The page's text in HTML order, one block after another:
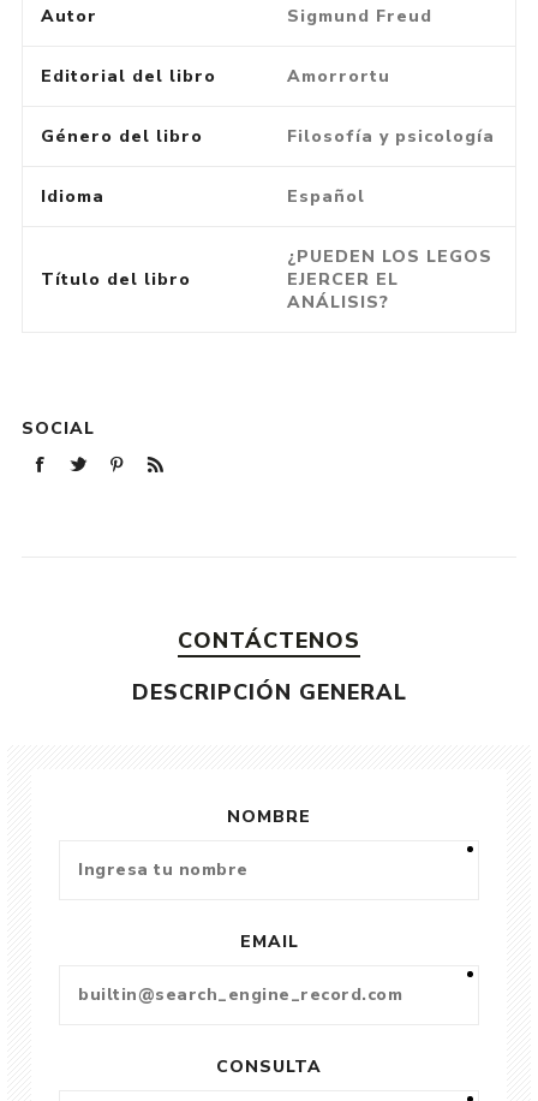
Autor Sigmund Freud
Editorial del libro Amorrortu
Género del libro Filosofía y psicología
Idioma Español
Título del libro
¿PUEDEN LOS LEGOS
EJERCER EL
ANÁLISIS?
SOCIAL
CONTÁCTENOS
DESCRIPCIÓN GENERAL
NOMBRE
EMAIL
CONSULTA